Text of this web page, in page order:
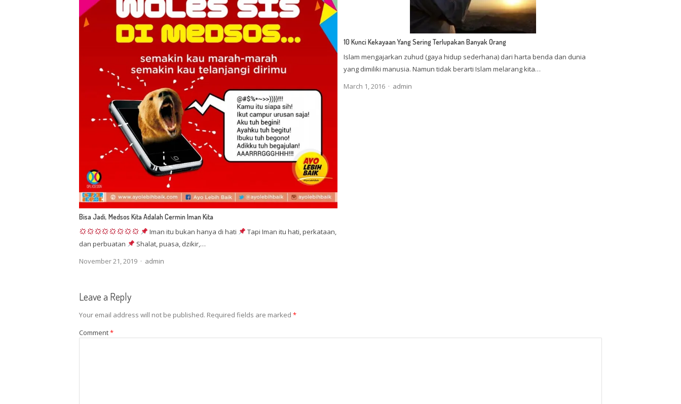
Bisa Jadi, Medsos Kita Adalah Cermin Iman Kita
Iman itu bukan hanya di hati
Tapi Iman itu hati, perkataan,
dan perbuatan
Shalat, puasa, dzikir,…
November 21, 2019
Author
admin
10 Kunci Kekayaan Yang Sering Terlupakan Banyak Orang
Islam mengajarkan zuhud (gaya hidup sederhana) dari harta benda dan dunia
yang dimiliki manusia. Namun tidak berarti Islam melarang kita…
March 1, 2016
Author
admin
Leave a Reply
Your email address will not be published. Required fields are marked *
Comment*